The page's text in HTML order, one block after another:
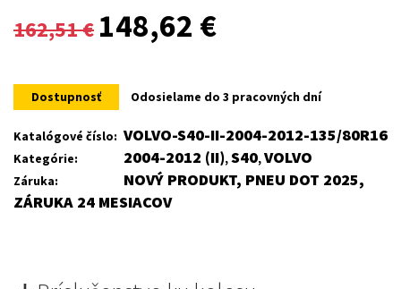
162,51€
Original
was:
162,51 €.
148,62 €
is:
148,62 €.
Dostupnosť Odosielame do 3 pracovných dní
Katalógové číslo: VOLVO-S40-II-2004-2012-135/80R16
Kategórie: 2004-2012 (II),S40,VOLVO
Záruka:
NOVÝ PRODUKT, PNEU DOT 2025,
ZÁRUKA 24 MESIACOV